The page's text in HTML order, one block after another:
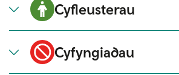
Cyfleusterau
Cyfyngiadau